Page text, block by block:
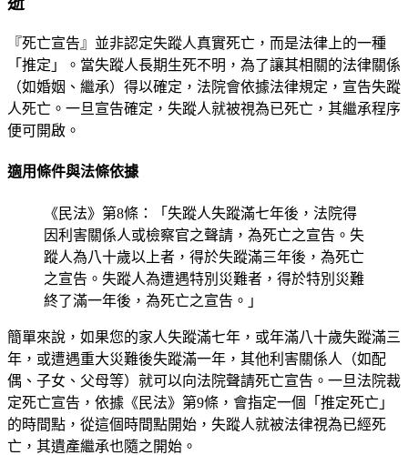
『死亡宣告』並非認定失蹤人真實死亡，而是法律上的一種
「推定」。當失蹤人長期生死不明，為了讓其相關的法律關係
（如婚姻、繼承）得以確定，法院會依據法律規定，宣告失蹤
人死亡。一旦宣告確定，失蹤人就被視為已死亡，其繼承程序
便可開啟。
適用條件與法條依據
《民法》第8條：「失蹤人失蹤滿七年後，法院得
因利害關係人或檢察官之聲請，為死亡之宣告。失
蹤人為八十歲以上者，得於失蹤滿三年後，為死亡
之宣告。失蹤人為遭遇特別災難者，得於特別災難
終了滿一年後，為死亡之宣告。」
簡單來說，如果您的家人失蹤滿七年，或年滿八十歲失蹤滿三
年，或遭遇重大災難後失蹤滿一年，其他利害關係人（如配
偶、子女、父母等）就可以向法院聲請死亡宣告。一旦法院裁
定死亡宣告，依據《民法》第9條，會指定一個「推定死亡」
的時間點，從這個時間點開始，失蹤人就被法律視為已經死
亡，其遺產繼承也隨之開始。